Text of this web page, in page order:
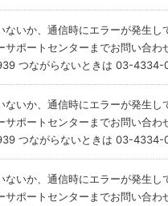
ないか、通信時にエラーが発生
サポートセンターまでお問い合
つながらないときは 03-4334-
ないか、通信時にエラーが発生
サポートセンターまでお問い合
つながらないときは 03-4334-
ないか、通信時にエラーが発生
サポートセンターまでお問い合